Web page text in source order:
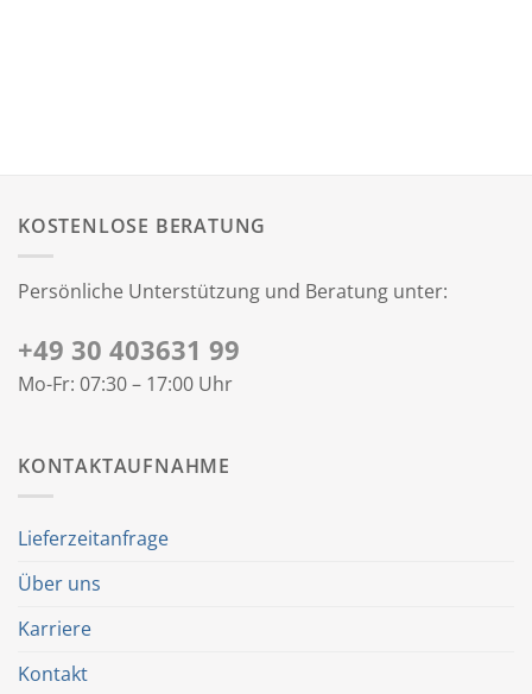
KOSTENLOSE BERATUNG
Persönliche Unterstützung und Beratung unter:
+49 30 403631 99
Mo-Fr: 07:30 – 17:00 Uhr
KONTAKTAUFNAHME
Lieferzeitanfrage
Über uns
Karriere
Kontakt